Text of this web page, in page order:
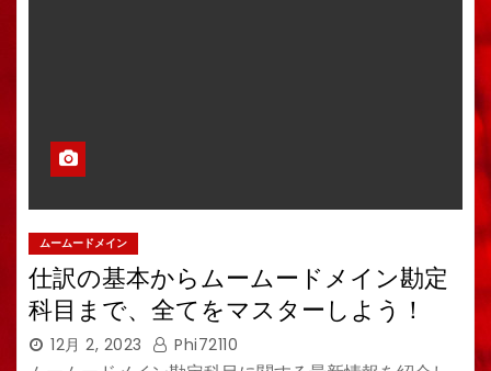
ムームードメイン
仕訳の基本からムームードメイン勘定
科目まで、全てをマスターしよう！
12月 2, 2023 Phi72110